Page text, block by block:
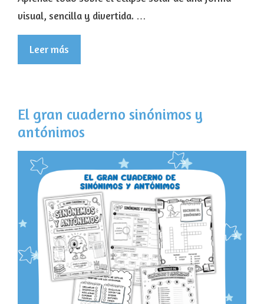
visual, sencilla y divertida. …
Leer más
El gran cuaderno sinónimos y
antónimos